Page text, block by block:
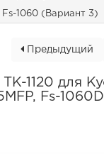
Fs-1060 (Вариант 3)
Предыдущий
1120 для
Fs-